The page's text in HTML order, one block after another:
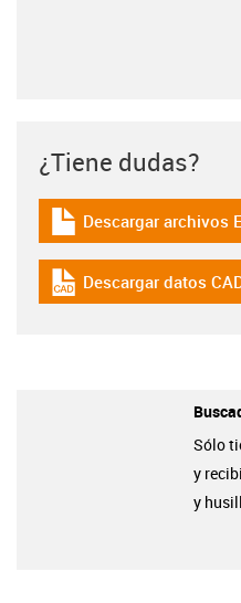
¿Tiene dudas?
igus-icon-download-plan
Descargar archivos
igus-icon-cad-dateien
Descargar datos
Sólo
y
y